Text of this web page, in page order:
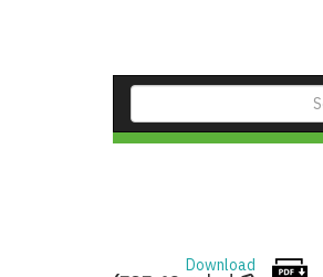
Download